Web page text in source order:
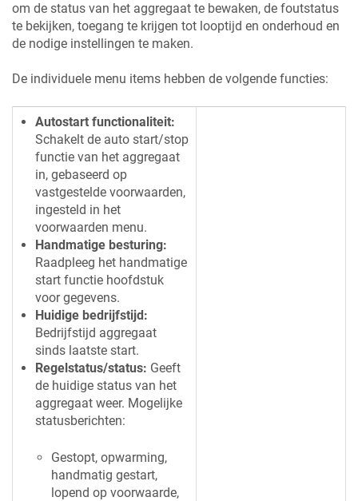
om de status van het aggregaat te bewaken, de foutstatus
te bekijken, toegang te krijgen tot looptijd en onderhoud en
de nodige instellingen te maken.
De individuele menu items hebben de volgende functies:
Autostart functionaliteit:
Schakelt de auto start/stop
functie van het aggregaat
in, gebaseerd op
vastgestelde voorwaarden,
ingesteld in het
voorwaarden menu.
Handmatige besturing:
Raadpleeg het handmatige
start functie hoofdstuk
voor gegevens.
Huidige bedrijfstijd:
Bedrijfstijd aggregaat
sinds laatste start.
Regelstatus/status: Geeft
de huidige status van het
aggregaat weer. Mogelijke
statusberichten:
Gestopt, opwarming,
handmatig gestart,
lopend op voorwaarde,